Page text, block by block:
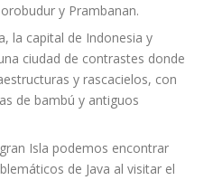
y Prambanan.
la capital de Indonesia y
ciudad de contrastes donde
y rascacielos, con
de bambú y antiguos
Isla podemos encontrar
de Java al visitar el